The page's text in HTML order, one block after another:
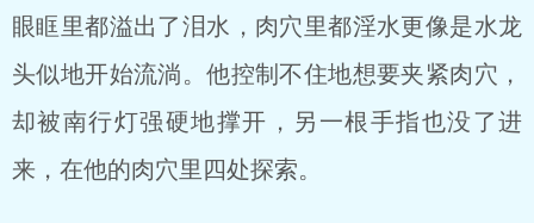
眼眶里都溢出了泪水，肉穴里都淫水更像是水龙
头似地开始流淌。他控制不住地想要夹紧肉穴，
却被南行灯强硬地撑开，另一根手指也没了进
来，在他的肉穴里四处探索。